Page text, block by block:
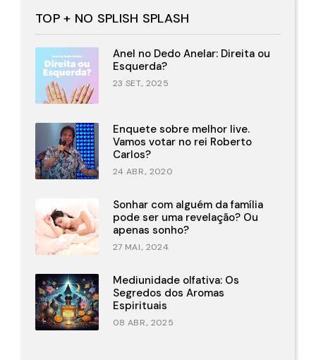
TOP + NO SPLISH SPLASH
Anel no Dedo Anelar: Direita ou
Esquerda?
23 SET., 2025
Enquete sobre melhor live.
Vamos votar no rei Roberto
Carlos?
24 ABR., 2020
Sonhar com alguém da família
pode ser uma revelação? Ou
apenas sonho?
27 MAI., 2024
Mediunidade olfativa: Os
Segredos dos Aromas
Espirituais
08 ABR., 2025